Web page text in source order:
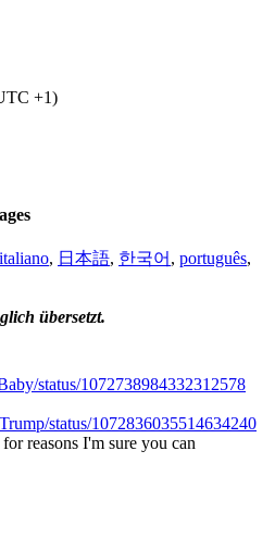
+1)
italiano, 日本語, 한국어 , português,
übersetzt.
status/1072738984332312578
status/1072836035514634240
reasons I'm sure you can